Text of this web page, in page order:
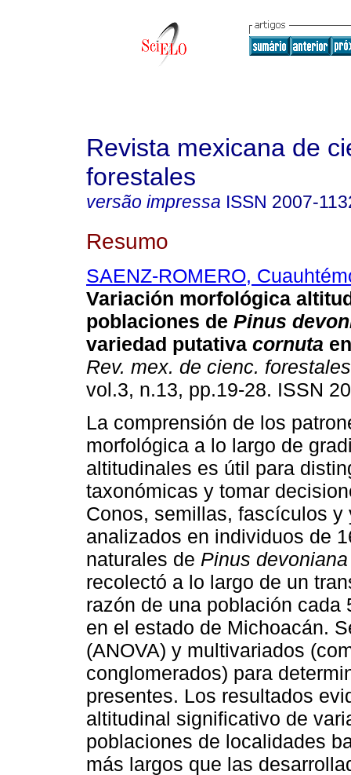
Revista mexicana de
forestales
versão impressa ISSN 2007-
Resumo
SAENZ-ROMERO,
Variación morfológica
poblaciones de Pinus
variedad putativa cornuta
Rev. mex. de cienc. forestales
vol.3, n.13, pp.19-28. ISSN
La comprensión de los
morfológica a lo largo de
altitudinales es útil para
taxonómicas y tomar
Conos, semillas, fascículos y
analizados en individuos de
naturales de Pinus devoniana
recolectó a lo largo de un
razón de una población
en el estado de Michoacán.
(ANOVA) y multivariados
conglomerados) para
presentes. Los resultados
altitudinal significativo de
poblaciones de localidades
más largos que las